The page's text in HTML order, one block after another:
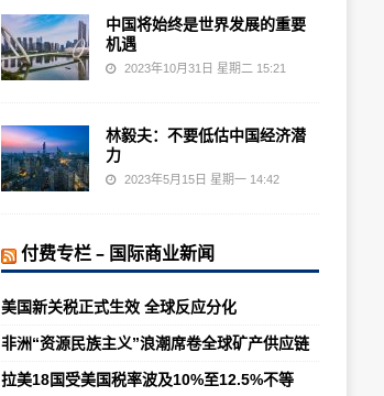
中国将始终是世界发展的重要
机遇
2023年10月31日 星期二 15:21
林毅夫：不要低估中国经济潜
力
2023年5月15日 星期一 14:42
付费专栏 – 国际商业新闻
美国新关税正式生效 全球反应分化
非洲“资源民族主义”浪潮席卷全球矿产供应链
拉美18国受美国税率波及10%至12.5%不等